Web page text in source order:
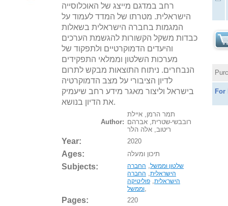
רחב במדגם מייצג של האוכלוסייה
הישראלית. מטרתו של המדד לעמוד על
המגמות בחברה הישראלית בשאלות
כבדות משקל הקשורות להגשמת הערכים
והיעדים הדמוקרטיים ולתפקוד של
מערכות השלטון וממלאי התפקידים
הנבחרים. ניתוח התוצאות מבקש לתרום
לדיון הציבורי על מצב הדמוקרטיה
בישראל וליצור מאגר מידע רחב שיעמיק
את הדיון בנושא.
Author:
תמר הרמן, איילת
רובבשי-שטרית, אברהם
ריטוב, אלה הלר
Year: 2020
Ages: תיכון ומעלה
Subjects: שלטון וממשל, החברה
הישראלית, החברה
הישראלית, פוליטיקה
וממשל,
Pages: 220
For